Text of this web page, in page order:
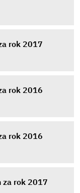
rok 2017
rok 2016
rok 2016
za rok 2017